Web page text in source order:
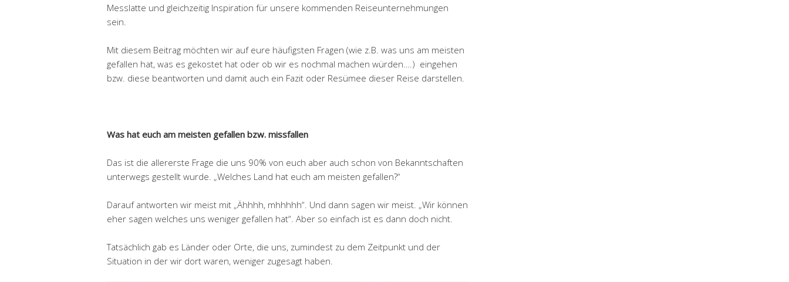
Messlatte und gleichzeitig Inspiration für unsere kommenden Reiseunternehmungen
sein.
Mit diesem Beitrag möchten wir auf eure häufigsten Fragen (wie z.B. was uns am meisten
gefallen hat, was es gekostet hat oder ob wir es nochmal machen würden….) eingehen
bzw. diese beantworten und damit auch ein Fazit oder Resümee dieser Reise darstellen.
Was hat euch am meisten gefallen bzw. missfallen
Das ist die allererste Frage die uns 90% von euch aber auch schon von Bekanntschaften
unterwegs gestellt wurde. „Welches Land hat euch am meisten gefallen?“
Darauf antworten wir meist mit „Ähhhh, mhhhhh“. Und dann sagen wir meist. „Wir können
eher sagen welches uns weniger gefallen hat“. Aber so einfach ist es dann doch nicht.
Tatsächlich gab es Länder oder Orte, die uns, zumindest zu dem Zeitpunkt und der
Situation in der wir dort waren, weniger zugesagt haben.